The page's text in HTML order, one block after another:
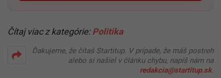
Čítaj viac z kategórie:Politika
Ďakujeme, že čítaš Startitup. V prípade, že máš postreh
alebo si našiel v článku chybu, napíš nám na
redakcia@startitup.sk.